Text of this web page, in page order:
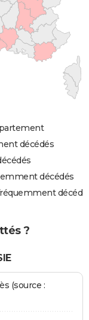
décédés
décédés
?
(source :